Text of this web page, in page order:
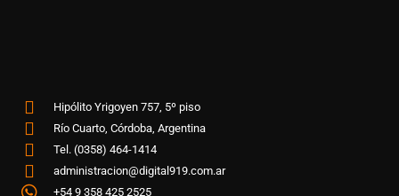
Hipólito Yrigoyen 757, 5º piso
Río Cuarto, Córdoba, Argentina
Tel. (0358) 464-1414
administracion@digital919.com.ar
+54 9 358 425 2525